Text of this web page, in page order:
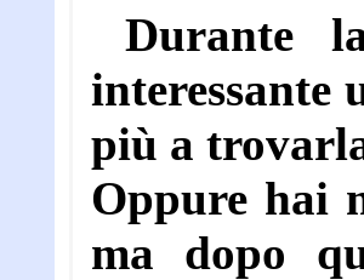
Durante
interessante
più a
Oppure hai
ma dopo